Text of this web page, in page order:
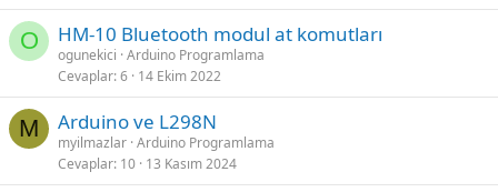
O HM-10 Bluetooth modul at komutları
ogunekici Arduino Programlama
Cevaplar 6 14 Ekim 2022
M Arduino ve L298N
myilmazlar Arduino Programlama
Cevaplar 10 13 Kasım 2024